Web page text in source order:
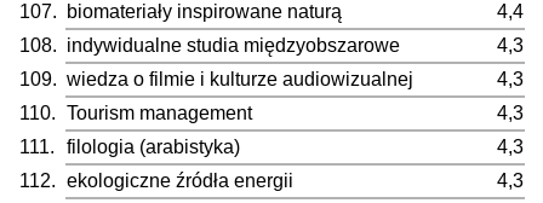
107.
biomateriały inspirowane naturą
4,4
108. indywidualne studia międzyobszarowe
4,3
109. wiedza o filmie i kulturze audiowizualnej
4,3
110. Tourism management
4,3
111.
filologia (arabistyka)
4,3
112. ekologiczne źródła energii
4,3